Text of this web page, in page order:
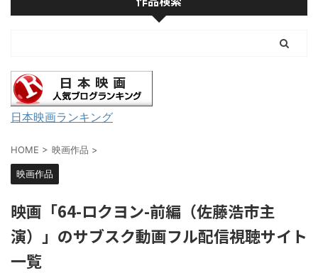
日本映画ランキング
HOME > 映画作品 >
映画作品
映画「64-ロクヨン-前編（佐藤浩市主
演）」のサブスク動画フル配信視聴サイト
一覧